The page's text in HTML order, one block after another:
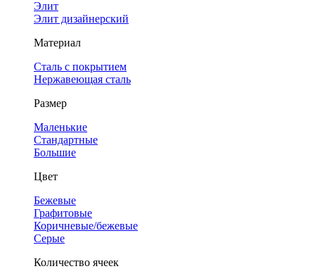
Элит
Элит дизайнерский
Материал
Сталь с покрытием
Нержавеющая сталь
Размер
Маленькие
Стандартные
Большие
Цвет
Бежевые
Графитовые
Коричневые/бежевые
Серые
Количество ячеек